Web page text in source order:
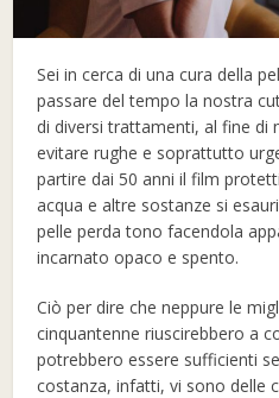
Sei in cerca di una cura della
passare del tempo la nostra
di diversi trattamenti, al fine di
evitare rughe e soprattutto
partire dai 50 anni il film
acqua e altre sostanze si
pelle perda tono facendola
incarnato opaco e spento.
Ciò per dire che neppure le
cinquantenne riuscirebbero a
potrebbero essere sufficienti
costanza, infatti, vi sono delle